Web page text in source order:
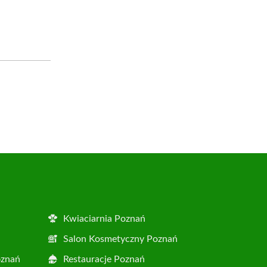
Kwiaciarnia Poznań
Salon Kosmetyczny Poznań
Restauracje Poznań